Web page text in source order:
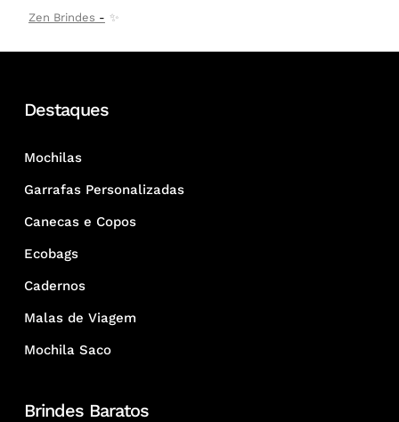
Zen Brindes
✨
Destaques
Mochilas
Garrafas Personalizadas
Canecas e Copos
Ecobags
Cadernos
Malas de Viagem
Mochila Saco
Brindes Baratos